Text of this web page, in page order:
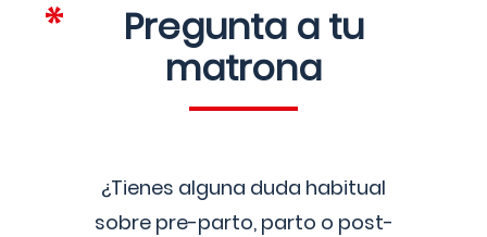
Pregunta a tu
matrona
¿Tienes alguna duda habitual
sobre pre-parto, parto o post-